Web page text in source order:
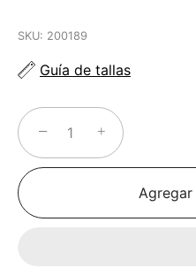
SKU: 200189
Guía de tallas
− +